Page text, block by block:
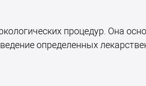
процедур. Она
определенных